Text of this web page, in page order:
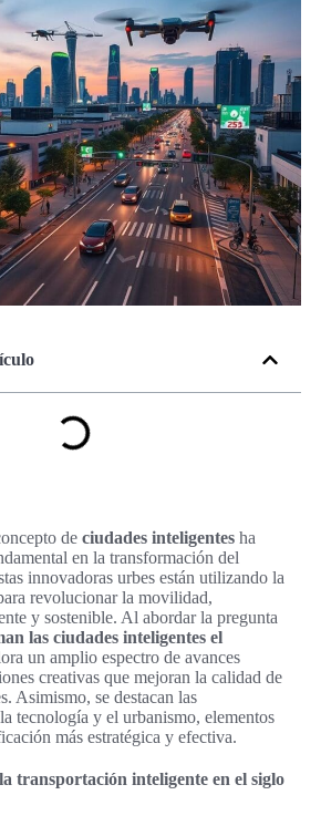
de ciudades inteligentes ha
en la transformación del
innovadoras urbes están utilizando la
revolucionar la movilidad,
y sostenible. Al abordar la pregunta
las ciudades inteligentes el
un amplio espectro de avances
creativas que mejoran la calidad de
Asimismo, se destacan las
tecnología y el urbanismo, elementos
más estratégica y efectiva.
transportación inteligente en el siglo